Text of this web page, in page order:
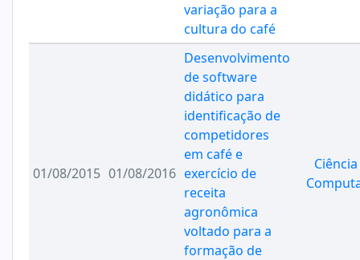
variação para a
cultura do café
01/08/2015 01/08/2016
Desenvolvimento
de software
didático para
identificação de
competidores
em café e
exercício de
receita
agronômica
voltado para a
formação de